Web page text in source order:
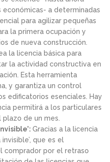
económicas- a determinadas
para agilizar pequeñas
la primera ocupación y
de nueva construcción.
la licencia básica para
la actividad constructiva en
Esta herramienta
y garantiza un control
edificatorios esenciales. Hay
permitirá a los particulares
de un mes.
Gracias a la licencia
que es el
comprador por el retraso